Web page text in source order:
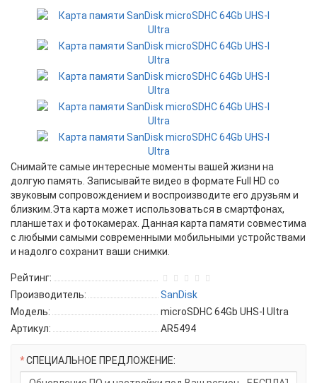
Снимайте самые интересные моменты вашей жизни на
долгую память. Записывайте видео в формате Full HD со
звуковым сопровождением и воспроизводите его друзьям и
близким.Эта карта может использоваться в смартфонах,
планшетах и фотокамерах. Данная карта памяти совместима
с любыми самыми современными мобильными устройствами
и надолго сохранит ваши снимки.
Рейтинг:
Производитель:
SanDisk
Модель:
microSDHC 64Gb UHS-I Ultra
Артикул:
AR5494
СПЕЦИАЛЬНОЕ ПРЕДЛОЖЕНИЕ: